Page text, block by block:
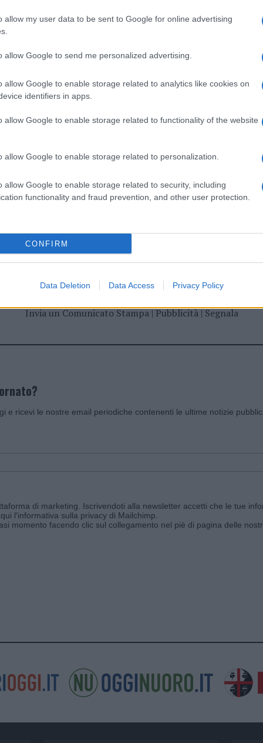
allow my user data to be sent to Google for online advertising
allow Google to send me personalized advertising.
allow Google to enable storage related to analytics like cookies on
identifiers in apps.
allow Google to enable storage related to functionality of the website
allow Google to enable storage related to personalization.
allow Google to enable storage related to security, including
functionality and fraud prevention, and other user protection.
CONFIRM
Data Deletion Data Access Privacy Policy
di GalluraOggi.it
news daGoogle News
Prossimo articolo
Invia un Comunicato Stampa|Pubblicità|Segnala
e ricevi le nostre email periodiche contenenti le ultime notizie
di marketing. Iscrivendoti alla newsletter accetti che le tue
l'informativa sulla privacy di Mailchimp
momento facendo clic sul collegamento nel piè di pagina delle